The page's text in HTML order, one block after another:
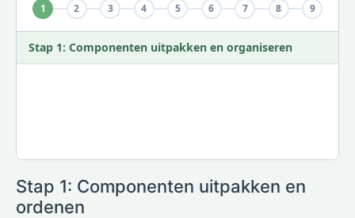
1 2 3 4 5 6 7 8 9
Stap 1: Componenten uitpakken en organiseren
Stap 1: Componenten uitpakken en
ordenen